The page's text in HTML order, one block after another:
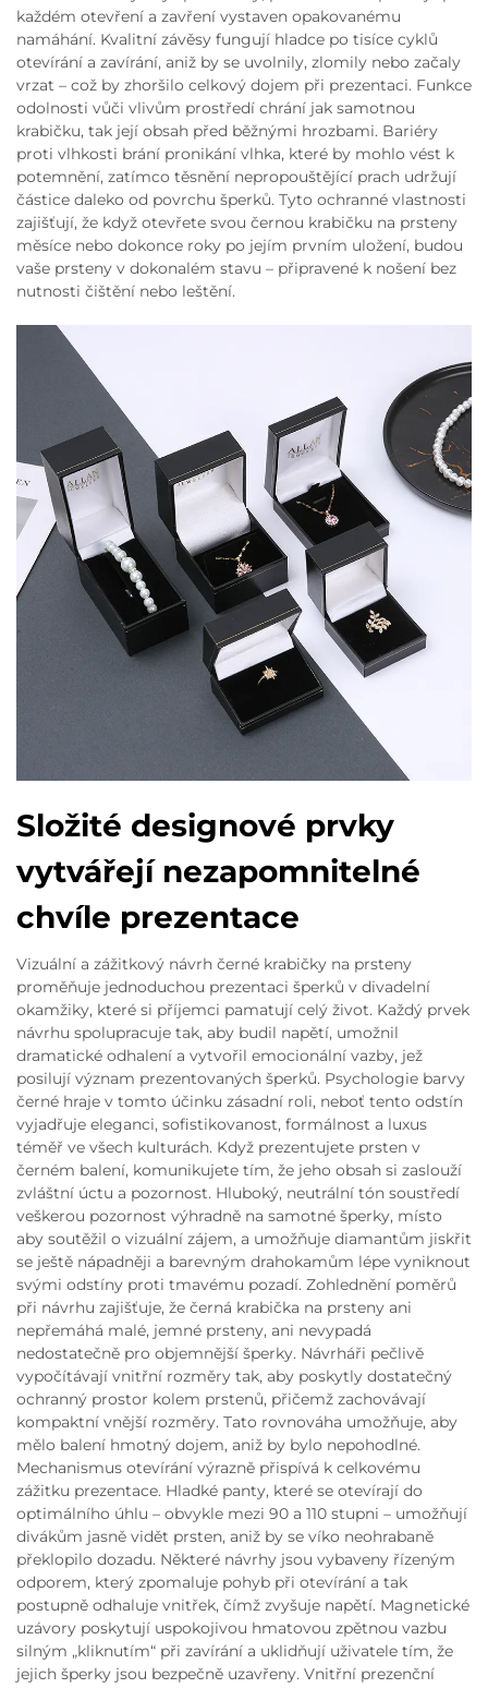
každém otevření a zavření vystaven opakovanému
namáhání. Kvalitní závěsy fungují hladce po tisíce cyklů
otevírání a zavírání, aniž by se uvolnily, zlomily nebo začaly
vrzat – což by zhoršilo celkový dojem při prezentaci. Funkce
odolnosti vůči vlivům prostředí chrání jak samotnou
krabičku, tak její obsah před běžnými hrozbami. Bariéry
proti vlhkosti brání pronikání vlhka, které by mohlo vést k
potemnění, zatímco těsnění nepropouštějící prach udržují
částice daleko od povrchu šperků. Tyto ochranné vlastnosti
zajišťují, že když otevřete svou černou krabičku na prsteny
měsíce nebo dokonce roky po jejím prvním uložení, budou
vaše prsteny v dokonalém stavu – připravené k nošení bez
nutnosti čištění nebo leštění.
Složité designové prvky
vytvářejí nezapomnitelné
chvíle prezentace
Vizuální a zážitkový návrh černé krabičky na prsteny
proměňuje jednoduchou prezentaci šperků v divadelní
okamžiky, které si příjemci pamatují celý život. Každý prvek
návrhu spolupracuje tak, aby budil napětí, umožnil
dramatické odhalení a vytvořil emocionální vazby, jež
posilují význam prezentovaných šperků. Psychologie barvy
černé hraje v tomto účinku zásadní roli, neboť tento odstín
vyjadřuje eleganci, sofistikovanost, formálnost a luxus
téměř ve všech kulturách. Když prezentujete prsten v
černém balení, komunikujete tím, že jeho obsah si zaslouží
zvláštní úctu a pozornost. Hluboký, neutrální tón soustředí
veškerou pozornost výhradně na samotné šperky, místo
aby soutěžil o vizuální zájem, a umožňuje diamantům jiskřit
se ještě nápadněji a barevným drahokamům lépe vyniknout
svými odstíny proti tmavému pozadí. Zohlednění poměrů
při návrhu zajišťuje, že černá krabička na prsteny ani
nepřemáhá malé, jemné prsteny, ani nevypadá
nedostatečně pro objemnější šperky. Návrháři pečlivě
vypočítávají vnitřní rozměry tak, aby poskytly dostatečný
ochranný prostor kolem prstenů, přičemž zachovávají
kompaktní vnější rozměry. Tato rovnováha umožňuje, aby
mělo balení hmotný dojem, aniž by bylo nepohodlné.
Mechanismus otevírání výrazně přispívá k celkovému
zážitku prezentace. Hladké panty, které se otevírají do
optimálního úhlu – obvykle mezi 90 a 110 stupni – umožňují
divákům jasně vidět prsten, aniž by se víko neohrabaně
překlopilo dozadu. Některé návrhy jsou vybaveny řízeným
odporem, který zpomaluje pohyb při otevírání a tak
postupně odhaluje vnitřek, čímž zvyšuje napětí. Magnetické
uzávory poskytují uspokojivou hmatovou zpětnou vazbu
silným „kliknutím“ při zavírání a uklidňují uživatele tím, že
jejich šperky jsou bezpečně uzavřeny. Vnitřní prezenční